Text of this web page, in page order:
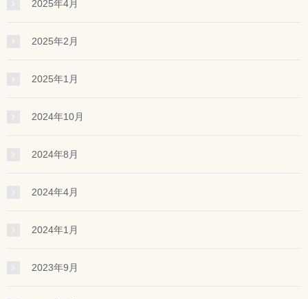
2025年4月
2025年2月
2025年1月
2024年10月
2024年8月
2024年4月
2024年1月
2023年9月